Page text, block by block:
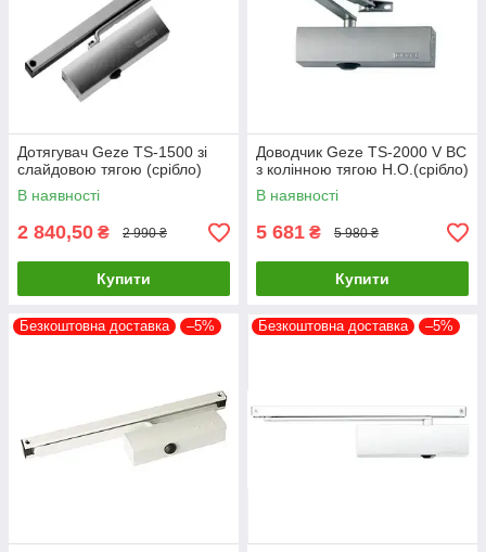
Дотягувач Geze TS-1500 зі
слайдовою тягою (срібло)
В наявності
2 840,50 ₴ 2 990 ₴
Купити
Доводчик Geze TS-2000 V BC
з колінною тягою Н.О.(срібло)
В наявності
5 681 ₴ 5 980 ₴
Купити
Безкоштовна доставка –5% Безкоштовна доставка –5%